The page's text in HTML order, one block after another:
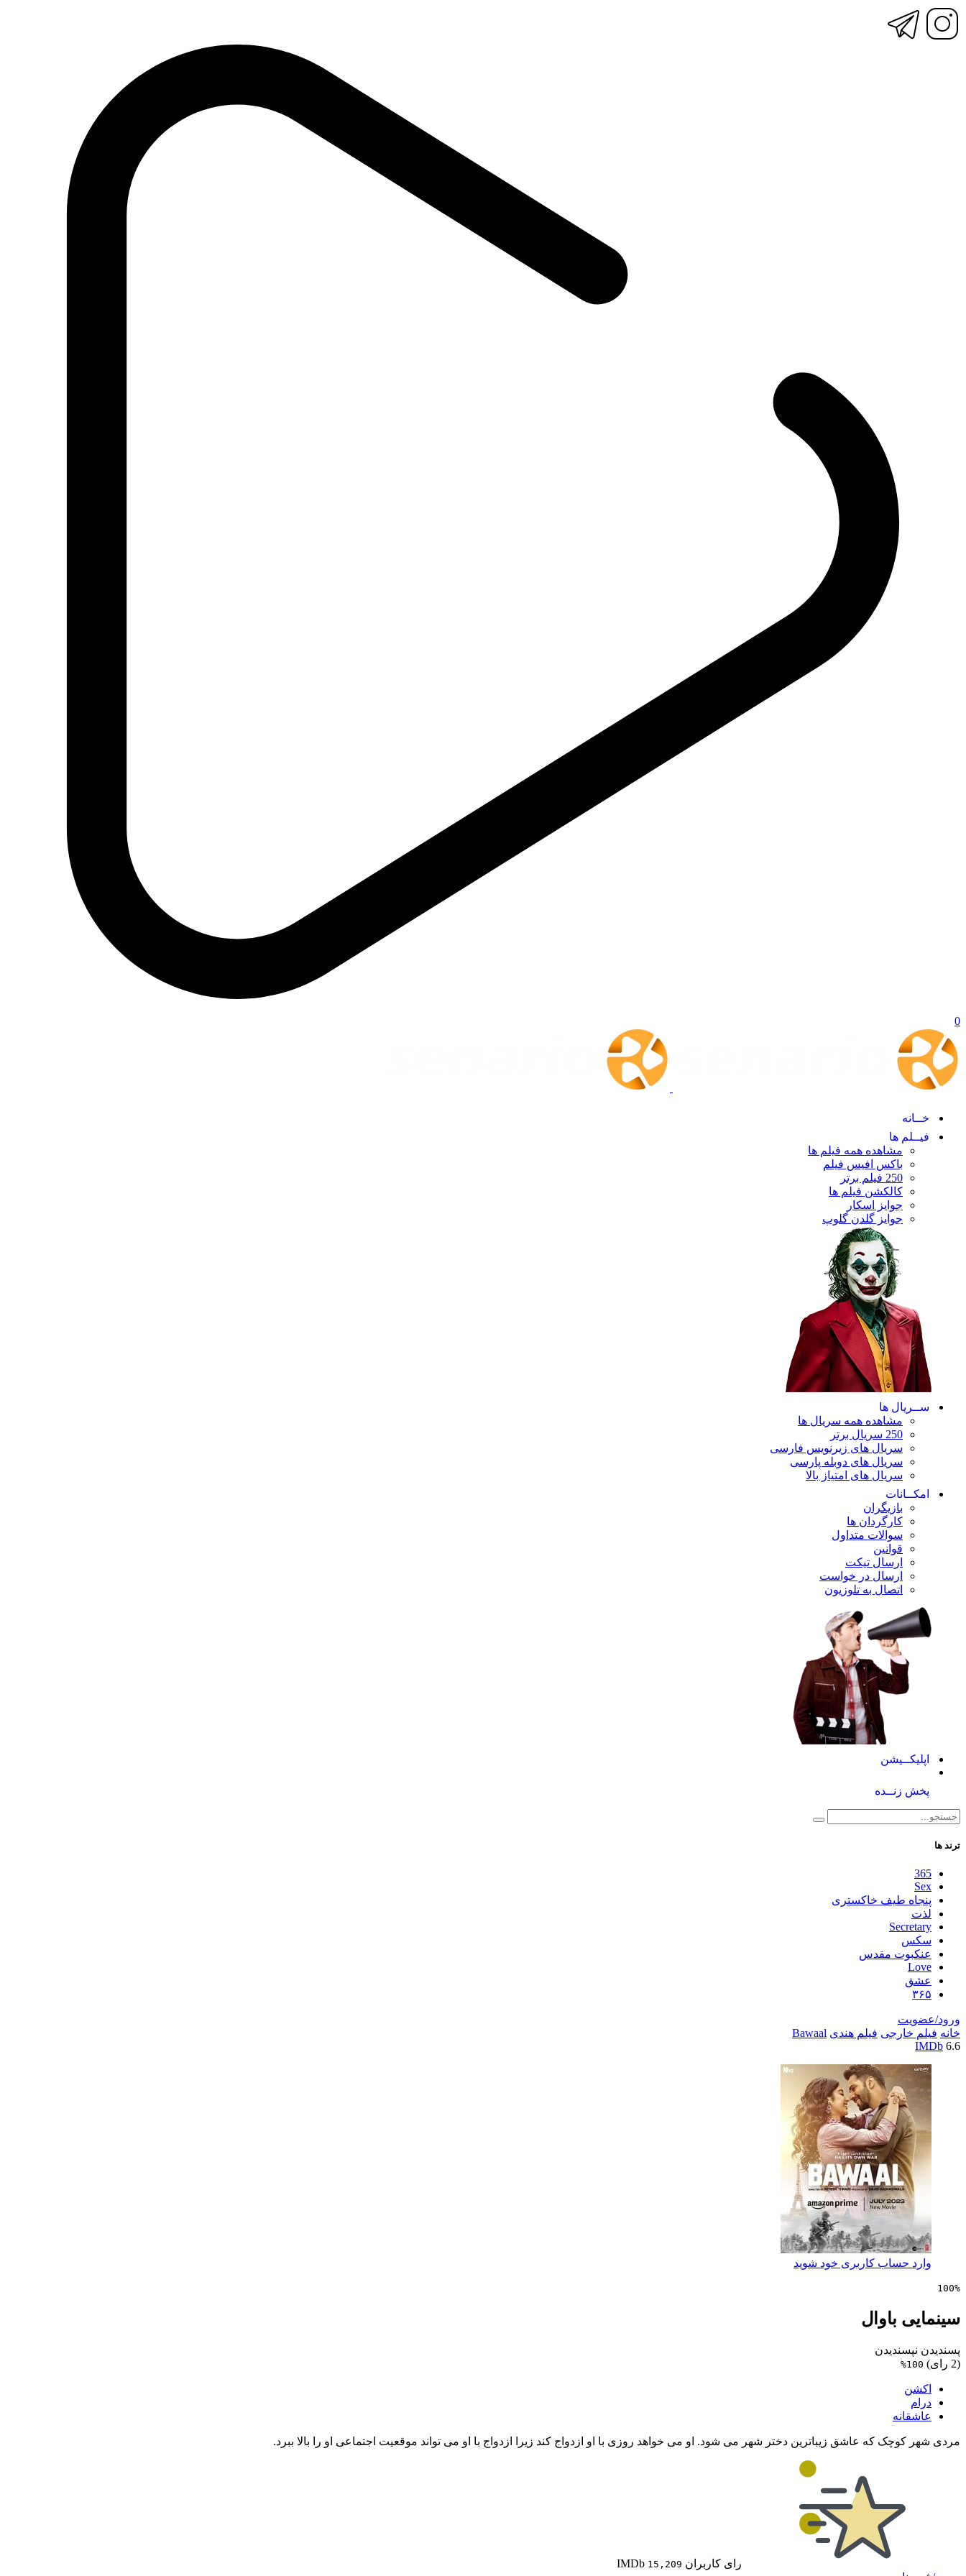
0
خــانه
فیــلم ها
مشاهده همه فیلم ها
باکس افیس فیلم
250 فیلم برتر
کالکشن فیلم ها
جوایز اسکار
جوایز گلدن گلوپ
ســریال ها
مشاهده همه سریال ها
250 سریال برتر
سریال های زیرنویس فارسی
سریال های دوبله پارسی
سریال های امتیاز بالا
امکــانات
بازیگران
کارگردان ها
سوالات متداول
قوانین
ارسال تیکت
ارسال در خواست
اتصال به تلوزیون
اپلیکــیشن
پخش زنــده
ترند ها
365
Sex
پنجاه طیف خاکستری
لذت
Secretary
سکس
عنکبوت مقدس
Love
عشق
۳۶۵
ورود/عضویت
خانه فیلم خارجی فیلم هندی Bawaal
IMDb 6.6
وارد حساب کاربری خود شوید
100%
سینمایی باوال
پسندیدن نپسندیدن
(2 رای)
100%
اکشن
درام
عاشقانه
مردی شهر کوچک که عاشق زیباترین دختر شهر می شود. او می خواهد روزی با او ازدواج کند زیرا ازدواج با او می تواند موقعیت اجتماعی او را بالا ببرد.
رای کاربران IMDb 15,209